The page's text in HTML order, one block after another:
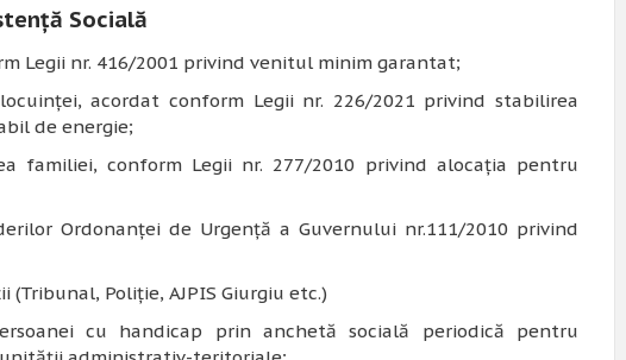
Socială
Legii nr. 416/2001 privind venitul minim garantat;
acordat conform Legii nr. 226/2021 privind stabilirea
de energie;
familiei, conform Legii nr. 277/2010 privind alocaţia pentru
Ordonanţei de Urgenţă a Guvernului nr.111/2010 privind
Poliţie, AJPIS Giurgiu etc.)
cu handicap prin anchetă socială periodică pentru